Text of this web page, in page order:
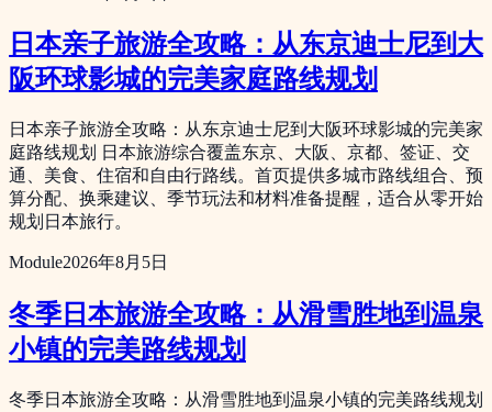
日本亲子旅游全攻略：从东京迪士尼到大
阪环球影城的完美家庭路线规划
日本亲子旅游全攻略：从东京迪士尼到大阪环球影城的完美家
庭路线规划 日本旅游综合覆盖东京、大阪、京都、签证、交
通、美食、住宿和自由行路线。首页提供多城市路线组合、预
算分配、换乘建议、季节玩法和材料准备提醒，适合从零开始
规划日本旅行。
Module2026年8月5日
冬季日本旅游全攻略：从滑雪胜地到温泉
小镇的完美路线规划
冬季日本旅游全攻略：从滑雪胜地到温泉小镇的完美路线规划